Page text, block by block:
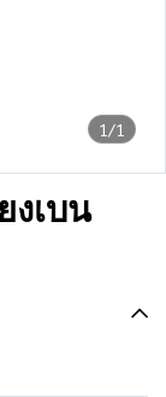
1/1
งเบน